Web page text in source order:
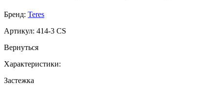
Бренд: Teres
Артикул: 414-3 CS
Вернуться
Характеристики:
Застежка